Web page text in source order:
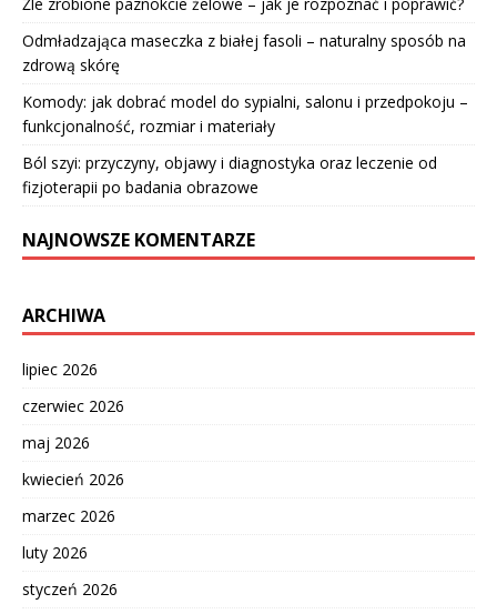
Źle zrobione paznokcie żelowe – jak je rozpoznać i poprawić?
Odmładzająca maseczka z białej fasoli – naturalny sposób na
zdrową skórę
Komody: jak dobrać model do sypialni, salonu i przedpokoju –
funkcjonalność, rozmiar i materiały
Ból szyi: przyczyny, objawy i diagnostyka oraz leczenie od
fizjoterapii po badania obrazowe
NAJNOWSZE KOMENTARZE
ARCHIWA
lipiec 2026
czerwiec 2026
maj 2026
kwiecień 2026
marzec 2026
luty 2026
styczeń 2026